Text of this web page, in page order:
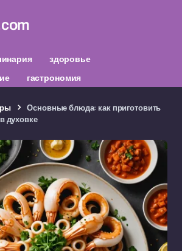
здоровье
гастрономия
Основные блюда: как приготовить
духовке